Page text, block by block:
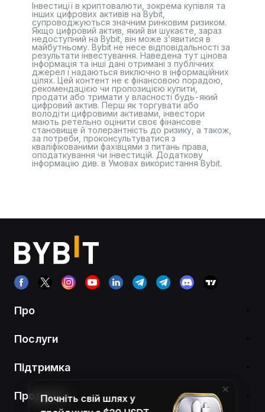
Інвестиції в криптовалюти, зокрема купівля та
інших цифрових активів на Bybit,
супроводжуються значним ринковим ризиком.
Якщо цифровий актив, який ви шукаєте, зараз
недоступний на Bybit, він може з’явитися в
майбутньому. Bybit не несе відповідальності за
результати інвестування. Наведена тут цінова
інформація та інші дані отримані з публічних
джерел і надаються виключно в інформаційних
цілях. Цей контент не є фінансовою порадою,
рекомендацією чи пропозицією купити,
продати або тримати у власності будь-який
цифровий актив. Перш як торгувати або
володіти цифровими активами, інвестори
мають ретельно оцінити своє фінансове
становище й толерантність до ризику, а також,
за потреби, проконсультуватися з
кваліфікованими фахівцями з питань права,
оподаткування чи інвестицій. Додаткову
інформацію див. в Умовах використання Bybit.
Про
Послуги
Підтримка
ПродуктиПочніть свій шлях у